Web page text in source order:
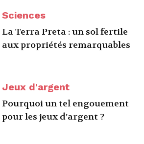
Sciences
La Terra Preta : un sol fertile
aux propriétés remarquables
Jeux d'argent
Pourquoi un tel engouement
pour les jeux d’argent ?